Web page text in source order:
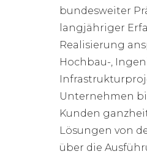
bundesweiter
langjähriger
Realisierung
Hochbau-,
Unternehmen
Kunden
Lösungen von
über die